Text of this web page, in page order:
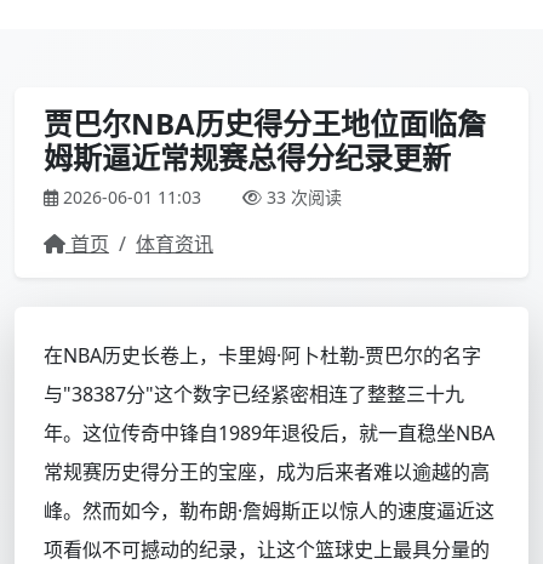
贾巴尔NBA历史得分王地位面临詹
姆斯逼近常规赛总得分纪录更新
2026-06-01 11:03 33 次阅读
首页 / 体育资讯
在NBA历史长卷上，卡里姆·阿卜杜勒-贾巴尔的名字
与"38387分"这个数字已经紧密相连了整整三十九
年。这位传奇中锋自1989年退役后，就一直稳坐NBA
常规赛历史得分王的宝座，成为后来者难以逾越的高
峰。然而如今，勒布朗·詹姆斯正以惊人的速度逼近这
项看似不可撼动的纪录，让这个篮球史上最具分量的